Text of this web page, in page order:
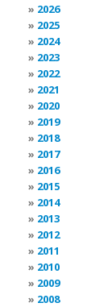
2026
2025
2024
2023
2022
2021
2020
2019
2018
2017
2016
2015
2014
2013
2012
2011
2010
2009
2008